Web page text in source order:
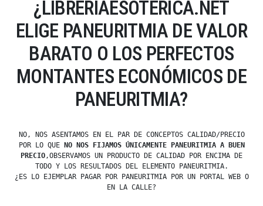
¿LIBRERIAESOTERICA.NET
ELIGE PANEURITMIA DE VALOR
BARATO O LOS PERFECTOS
MONTANTES ECONÓMICOS DE
PANEURITMIA?
NO, NOS ASENTAMOS EN EL PAR DE CONCEPTOS CALIDAD/PRECIO
POR LO QUE NO NOS FIJAMOS ÚNICAMENTE PANEURITMIA A BUEN
PRECIO ,OBSERVAMOS UN PRODUCTO DE CALIDAD POR ENCIMA DE
TODO Y LOS RESULTADOS DEL ELEMENTO PANEURITMIA.
¿ES LO EJEMPLAR PAGAR POR PANEURITMIA POR UN PORTAL WEB O
EN LA CALLE?